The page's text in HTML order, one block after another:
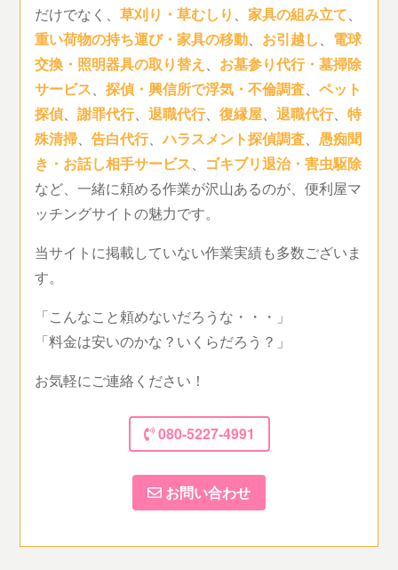
だけでなく、草刈り・草むしり 、家具の組み立て、
重い荷物の持ち運び・家具の移動、 お引越し、 電球
交換・照明器具の取り替え 、 お墓参り代行・墓掃除
サービス、探偵・興信所で浮気・不倫調査、ペット
探偵、謝罪代行、退職代行、復縁屋、退職代行、特
殊清掃、告白代行、ハラスメント探偵調査、愚痴聞
き・お話し相手サービス、 ゴキブリ退治・害虫駆除
など、一緒に頼める作業が沢山あるのが、便利屋マ
ッチングサイトの魅力です。
当サイトに掲載していない作業実績も多数ございま
す。
「こんなこと頼めないだろうな・・・」
「料金は安いのかな？いくらだろう？」
お気軽にご連絡ください！
080-5227-4991
お問い合わせ